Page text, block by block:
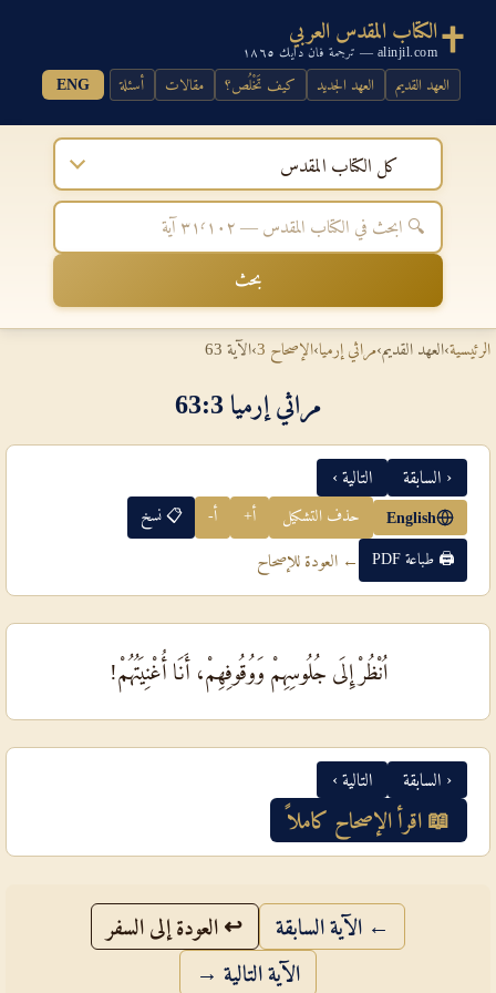
الكتاب المقدس العربي
alinjil.com — ترجمة فان دايك ١٨٦٥
العهد القديم العهد الجديد كيف تَخْلُص؟ مقالات أسئلة ENG
كل الكتاب المقدس
بحث
الرئيسية›العهد القديم›مراثي إرميا›الإصحاح 3 ›الآية 63
مراثي إرميا 3‏:‏63
‹ السابقة التالية ›
English حذف التشكيل أ+ أ- 📋 نسخ
🖨 طباعة PDF ← العودة للإصحاح
اُنْظُرْ إِلَى جُلُوسِهِمْ وَوُقُوفِهِمْ، أَنَا أُغْنِيَتُهُمْ!
‹ السابقة التالية ›
📖 اقرأ الإصحاح كاملاً
← الآية السابقة
↩ العودة إلى السفر
الآية التالية →